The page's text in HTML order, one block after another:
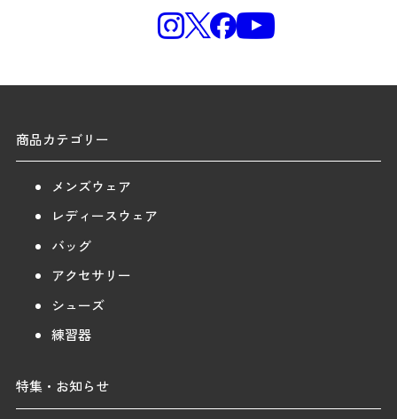
商品カテゴリー
メンズウェア
レディースウェア
バッグ
アクセサリー
シューズ
練習器
特集・お知らせ